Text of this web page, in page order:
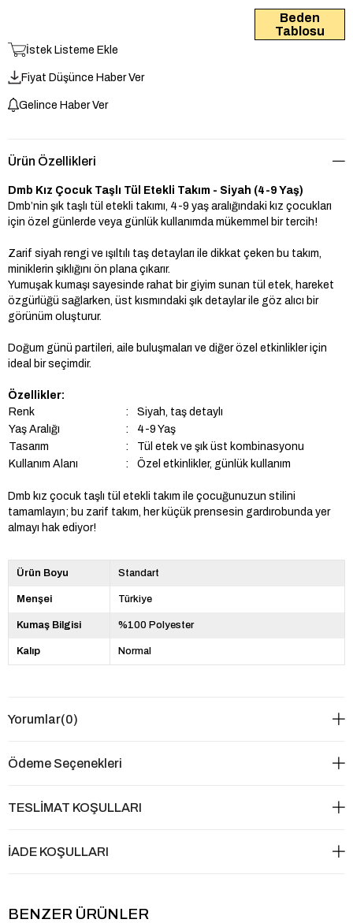
Beden
Tablosu
İstek Listeme Ekle
Fiyat Düşünce Haber Ver
Gelince Haber Ver
Ürün Özellikleri
Dmb Kız Çocuk Taşlı Tül Etekli Takım - Siyah (4-9 Yaş)
Dmb’nin şık taşlı tül etekli takımı, 4-9 yaş aralığındaki kız çocukları
için özel günlerde veya günlük kullanımda mükemmel bir tercih!
Zarif siyah rengi ve ışıltılı taş detayları ile dikkat çeken bu takım,
miniklerin şıklığını ön plana çıkarır.
Yumuşak kumaşı sayesinde rahat bir giyim sunan tül etek, hareket
özgürlüğü sağlarken, üst kısmındaki şık detaylar ile göz alıcı bir
görünüm oluşturur.
Doğum günü partileri, aile buluşmaları ve diğer özel etkinlikler için
ideal bir seçimdir.
Özellikler:
Renk
:
Siyah, taş detaylı
Yaş Aralığı
:
4-9 Yaş
Tasarım
:
Tül etek ve şık üst kombinasyonu
Kullanım Alanı
: Özel etkinlikler, günlük kullanım
Dmb kız çocuk taşlı tül etekli takım ile çocuğunuzun stilini
tamamlayın; bu zarif takım, her küçük prensesin gardırobunda yer
almayı hak ediyor!
Ürün Boyu Standart
Menşei Türkiye
Kumaş Bilgisi %100 Polyester
Kalıp Normal
Yorumlar(0)
Ödeme Seçenekleri
TESLİMAT KOŞULLARI
İADE KOŞULLARI
BENZER ÜRÜNLER